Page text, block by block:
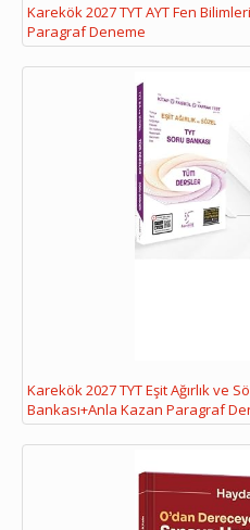
Karekök 2027 TYT AYT Fen
Paragraf Deneme
Karekök 2027 TYT Eşit Ağırlık ve
Bankası+Anla Kazan Paragraf